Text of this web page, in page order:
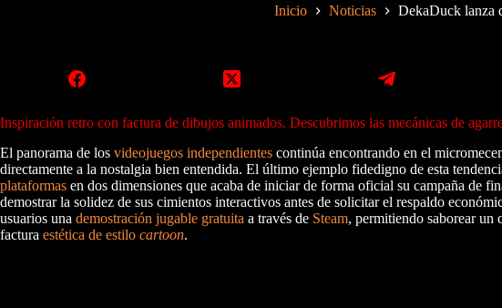
Inicio Noticias DekaDuck lanza
Inspiración retro con factura de dibujos animados. Descubrimos las mecánicas de
El panorama de los videojuegos independientes continúa encontrando en el
directamente a la nostalgia bien entendida. El último ejemplo fidedigno de esta
plataformas en dos dimensiones que acaba de iniciar de forma oficial su campaña de
demostrar la solidez de sus cimientos interactivos antes de solicitar el respaldo
usuarios una demostración jugable gratuita a través de Steam, permitiendo saborear un
factura estética de estilo cartoon.